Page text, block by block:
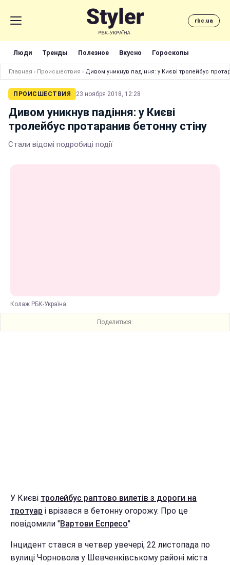
rbc.ua
Люди Тренды Полезное Вкусно Гороскопы
Главная › Происшествия › Дивом уникнув падіння: у Києві тролейбус
ПРОИСШЕСТВИЯ 23 ноября 2018, 12:28
Дивом уникнув падіння: у Києві
тролейбус протаранив бетонну стіну
Стали відомі подробиці події
Колаж РБК-Україна
Поделиться:
У Києві тролейбус раптово вилетів з дороги на
тротуар і врізався в бетонну огорожу. Про це
повідомили "Вартови Еспресо"
Інцидент стався в четвер увечері, 22 листопада по
вулиці Чорновола у Шевченківському районі міста